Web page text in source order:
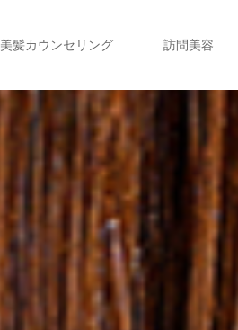
美髪カウンセリング 訪問美容